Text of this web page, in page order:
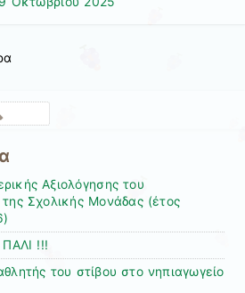
Αξιολόγησης του
Σχολικής Μονάδας (έτος
!!!
του στίβου στο νηπιαγωγείο